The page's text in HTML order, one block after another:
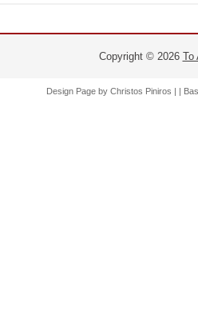
Copyright © 2026 Το
Design Page by Christos Piniros | |